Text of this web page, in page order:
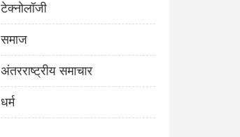
टेक्नोलॉजी
समाज
अंतरराष्ट्रीय समाचार
धर्म